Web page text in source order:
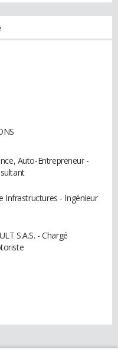
Auto-Entrepreneur -
Infrastructures - Ingénieur
S.A.S. - Chargé